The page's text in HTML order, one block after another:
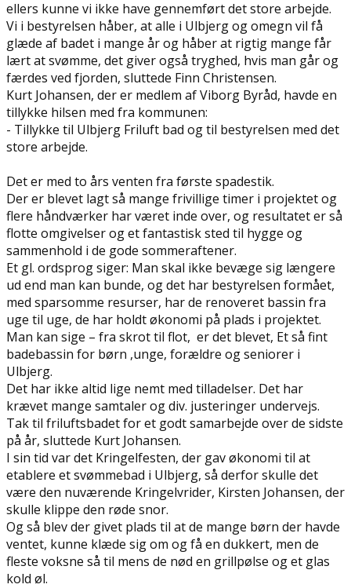
ellers kunne vi ikke have gennemført det store arbejde.
Vi i bestyrelsen håber, at alle i Ulbjerg og omegn vil få
glæde af badet i mange år og håber at rigtig mange får
lært at svømme, det giver også tryghed, hvis man går og
færdes ved fjorden, sluttede Finn Christensen.
Kurt Johansen, der er medlem af Viborg Byråd, havde en
tillykke hilsen med fra kommunen:
- Tillykke til Ulbjerg Friluft bad og til bestyrelsen med det
store arbejde.
Det er med to års venten fra første spadestik.
Der er blevet lagt så mange frivillige timer i projektet og
flere håndværker har været inde over, og resultatet er så
flotte omgivelser og et fantastisk sted til hygge og
sammenhold i de gode sommeraftener.
Et gl. ordsprog siger: Man skal ikke bevæge sig længere
ud end man kan bunde, og det har bestyrelsen formået,
med sparsomme resurser, har de renoveret bassin fra
uge til uge, de har holdt økonomi på plads i projektet.
Man kan sige – fra skrot til flot, er det blevet, Et så fint
badebassin for børn ,unge, forældre og seniorer i
Ulbjerg.
Det har ikke altid lige nemt med tilladelser. Det har
krævet mange samtaler og div. justeringer undervejs.
Tak til friluftsbadet for et godt samarbejde over de sidste
på år, sluttede Kurt Johansen.
I sin tid var det Kringelfesten, der gav økonomi til at
etablere et svømmebad i Ulbjerg, så derfor skulle det
være den nuværende Kringelvrider, Kirsten Johansen, der
skulle klippe den røde snor.
Og så blev der givet plads til at de mange børn der havde
ventet, kunne klæde sig om og få en dukkert, men de
fleste voksne så til mens de nød en grillpølse og et glas
kold øl.